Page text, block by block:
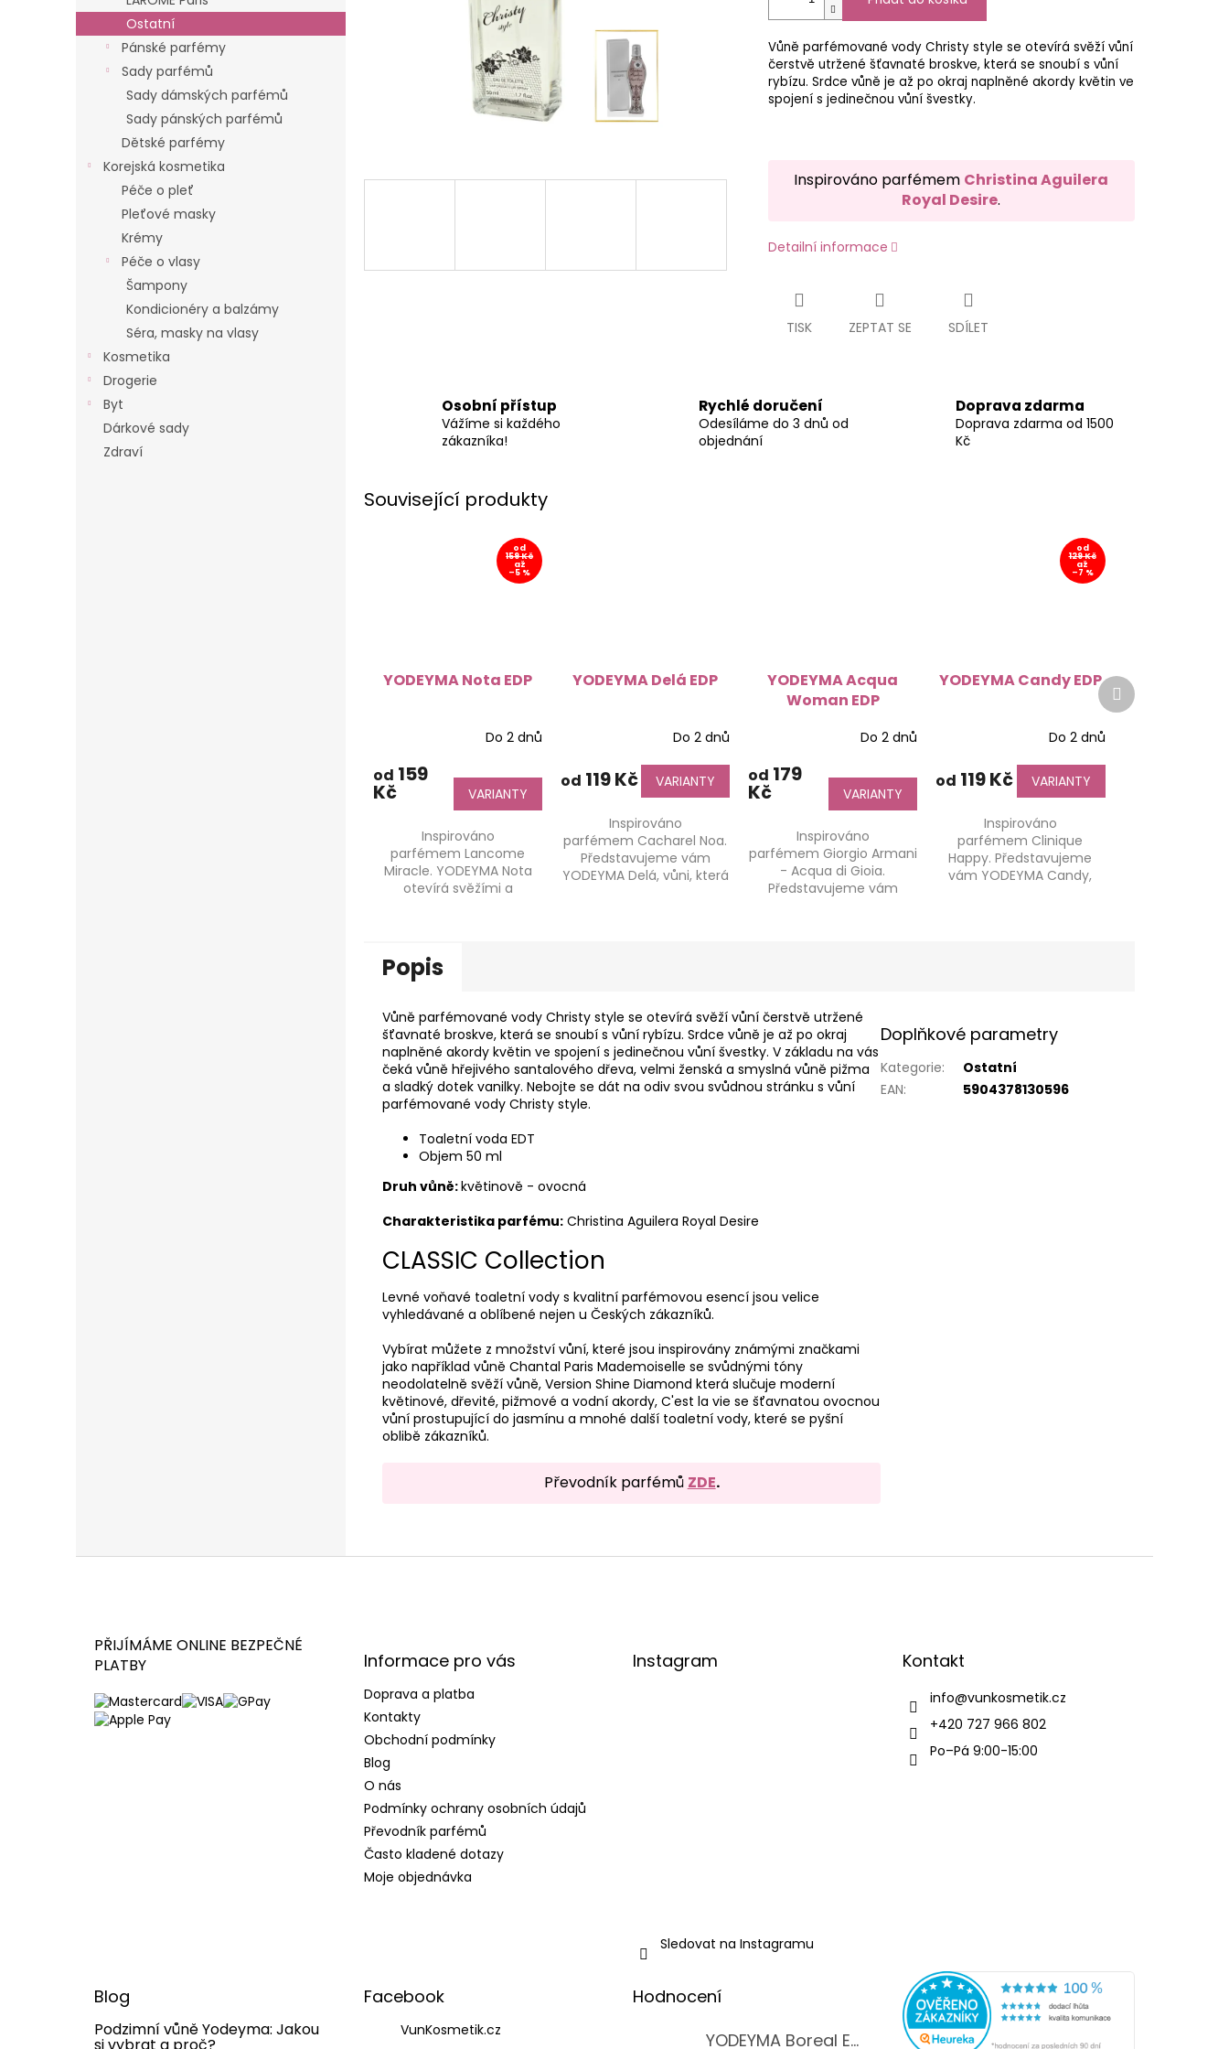
n
e
Ostatní
Pánské parfémy
Sady parfémů
Sady dámských parfémů
Sady pánských parfémů
Dětské parfémy
Korejská kosmetika
Péče o pleť
Pleťové masky
Krémy
Péče o vlasy
Šampony
Kondicionéry a balzámy
Séra, masky na vlasy
Kosmetika
Drogerie
Byt
Dárkové sady
Zdraví
Vůně parfémované vody Christy style se otevírá svěží vůní
čerstvě utržené šťavnaté broskve, která se snoubí s vůní
rybízu. Srdce vůně je až po okraj naplněné akordy květin ve
spojení s jedinečnou vůní švestky.
Inspirováno parfémem Christina Aguilera
Royal Desire.
Detailní informace
TISK ZEPTAT SE SDÍLET
Osobní přístup
Vážíme si každého
zákazníka!
Rychlé doručení
Odesíláme do 3 dnů od
objednání
Doprava zdarma
Doprava zdarma od 1500
Kč
Související produkty
od
159 Kč
až
–5 %
YODEYMA Nota EDP
Do 2 dnů
od 159
Kč VARIANTY
Inspirováno
parfémem Lancome
Miracle. YODEYMA Nota
otevírá svěžími a
YODEYMA Delá EDP
Do 2 dnů
od 119 Kč VARIANTY
Inspirováno
parfémem Cacharel Noa.
Představujeme vám
YODEYMA Delá, vůni, která
YODEYMA Acqua
Woman EDP
produktu
je
hvězdiček.
Do 2 dnů
od 179
Kč VARIANTY
Inspirováno
parfémem Giorgio Armani
- Acqua di Gioia.
Představujeme vám
od
129 Kč
až
–7 %
YODEYMA Candy EDP
Do 2 dnů
od 119 Kč VARIANTY
Inspirováno
parfémem Clinique
Happy. Představujeme
vám YODEYMA Candy,
Další
produkt
Popis
Vůně parfémované vody Christy style se otevírá svěží vůní čerstvě utržené
šťavnaté broskve, která se snoubí s vůní rybízu. Srdce vůně je až po okraj
naplněné akordy květin ve spojení s jedinečnou vůní švestky. V základu na vás
čeká vůně hřejivého santalového dřeva, velmi ženská a smyslná vůně pižma
a sladký dotek vanilky. Nebojte se dát na odiv svou svůdnou stránku s vůní
parfémované vody Christy style.
Toaletní voda EDT
Objem 50 ml
Druh vůně:květinově - ovocná
Charakteristika parfému: Christina Aguilera Royal Desire
CLASSIC Collection
Levné voňavé toaletní vody s kvalitní parfémovou esencí jsou velice
vyhledávané a oblíbené nejen u Českých zákazníků.
Vybírat můžete z množství vůní, které jsou inspirovány známými značkami
jako například vůně Chantal Paris Mademoiselle se svůdnými tóny
neodolatelně svěží vůně, Version Shine Diamond která slučuje moderní
květinové, dřevité, pižmové a vodní akordy, C'est la vie se šťavnatou ovocnou
vůní prostupující do jasmínu a mnohé další toaletní vody, které se pyšní
oblibě zákazníků.
Převodník parfémů ZDE.
Doplňkové parametry
Kategorie:
Ostatní
EAN: 5904378130596
PŘIJÍMÁME ONLINE BEZPEČNÉ
PLATBY
Informace pro vás
Doprava a platba
Kontakty
Obchodní podmínky
Blog
O nás
Podmínky ochrany osobních údajů
Převodník parfémů
Často kladené dotazy
Moje objednávka
Instagram
Sledovat na Instagramu
Kontakt
info@vunkosmetik.cz
+420 727 966 802
Po–Pá 9:00-15:00
Blog
Podzimní vůně Yodeyma: Jakou
Facebook
VunKosmetik.cz
Hodnocení
YODEYMA Boreal EDP